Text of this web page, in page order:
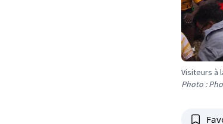
Visiteurs à
Photo :